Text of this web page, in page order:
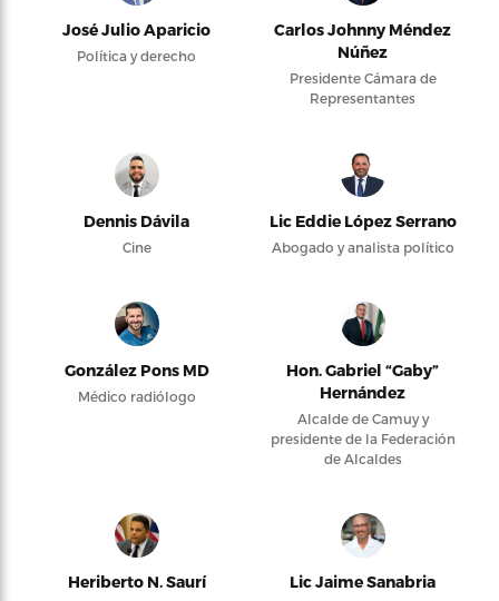
José Julio Aparicio
Política y derecho
Carlos Johnny Méndez
Núñez
Presidente Cámara de
Representantes
Dennis Dávila
Cine
Lic Eddie López Serrano
Abogado y analista político
González Pons MD
Médico radiólogo
Hon. Gabriel “Gaby”
Hernández
Alcalde de Camuy y
presidente de la Federación
de Alcaldes
Heriberto N. Saurí Lic Jaime Sanabria